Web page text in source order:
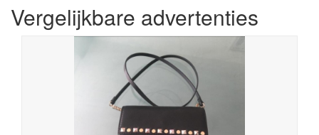
Vergelijkbare advertenties